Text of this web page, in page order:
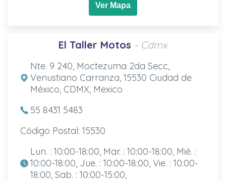
Ver Mapa
El Taller Motos - Cdmx
Nte. 9 240, Moctezuma 2da Secc,
Venustiano Carranza, 15530 Ciudad de
México, CDMX, Mexico
55 8431 5483
Código Postal: 15530
Lun. : 10:00-18:00, Mar. : 10:00-18:00, Mié. :
10:00-18:00, Jue. : 10:00-18:00, Vie. : 10:00-
18:00, Sab. : 10:00-15:00,